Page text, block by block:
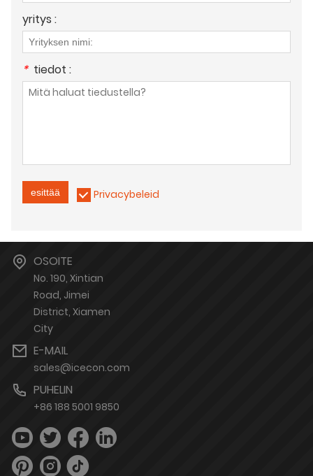
yritys :
* tiedot :
esittää Privacybeleid
OSOITE
No. 190, Xintian
Road, Jimei
District, Xiamen
City
E-MAIL
sales@icecon.com
PUHELIN
+86 188 5001 9850